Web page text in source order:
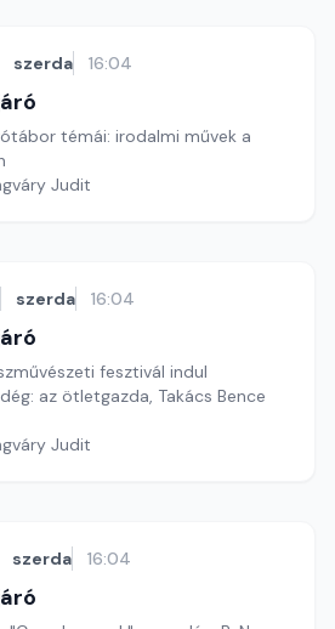
szerda 16:04
témái: irodalmi művek a
Judit
szerda 16:04
fesztivál indul
az ötletgazda, Takács Bence
Judit
szerda 16:04